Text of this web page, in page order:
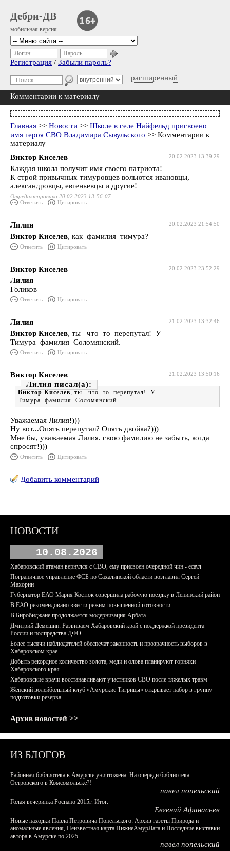
Дебри-ДВ
мобильная версия
расширенный
Логин Пароль
Регистрация / Забыли пароль?
Комментарии к материалу
Главная >> Новости >> Школе в селе Найфельд присвоено
имя героя СВО Владимира Сывульского >> Комментарии к
материалу
20.02.2023 13:39:29
Виктор Киселев
Каждая школа получит имя своего патриота!
К строй привычных тимуровцев вольются ивановцы,
александровцы, евгеньевцы и другие!
Отредактировано 20.02.2023 13:56:07
Ответить
Цитировать
20.02.2023 21:54:50
Лилия
Виктор Киселев, как фамилия тимура?
Ответить Цитировать
20.02.2023 23:52:29
Виктор Киселев
Лилия
Голиков
Ответить Цитировать
21.02.2023 13:32:46
Лилия
Виктор Киселев, ты что то перепутал! У
Тимура фамилия Соломянский.
Ответить Цитировать
21.02.2023 13:50:16
Виктор Киселев
Лилия
Виктор Киселев, ты что то перепутал! У
Тимура фамилия Соломянский.
Уважаемая Лилия!)))
Ну вот...Опять перепутал? Опять двойка?)))
Мне бы, уважаемая Лилия. свою фамилию не забыть, когда
спросят!)))
Ответить Цитировать
Добавить комментарий
НОВОСТИ
10.08.2026
Хабаровский атаман вернулся с СВО, ему присвоен очередной чин - есаул
Пограничное управление ФСБ по Сахалинской области возглавил Сергей
Махорин
Губернатор ЕАО Мария Костюк совершила рабочую поездку в Ленинский район
В ЕАО рекомендовано ввести режим повышенной готовности
В Биробиджане продолжается модернизация Арбата
Дмитрий Демешин: Развиваем Хабаровский край с поддержкой президента
России и полпредства ДФО
Более тысячи наблюдателей обеспечат законность и прозрачность выборов в
Хабаровском крае
Добыть рекордное количество золота, меди и олова планируют горняки
Хабаровского края
Хабаровские врачи восстанавливают участников СВО после тяжелых травм
Женский волейбольный клуб «Амурские Тигрицы» открывает набор в группу
подготовки резерва
Архив новостей >>
ИЗ БЛОГОВ
Районная библиотека в Амурске уничтожена. На очереди библиотека
Островского в Комсомольске?!
павел попельский
Голая вечеринка Роснано 2015г. Итог.
Евгений Афанасьев
Новые находки Павла Петровича Попельского: Архив газеты Природа и
аномальные явления, Неизвестная карта НижнеАмурЛага и Последние выставки
автора в Амурске по 2025
павел попельский